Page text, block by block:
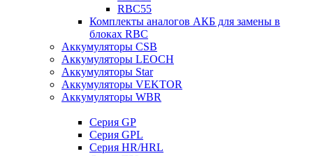
RBC55
Комплекты аналогов АКБ для замены в
блоках RBC
Аккумуляторы CSB
Аккумуляторы LEOCH
Аккумуляторы Star
Аккумуляторы VEKTOR
Аккумуляторы WBR
Cерия GP
Серия GPL
Серия HR/HRL